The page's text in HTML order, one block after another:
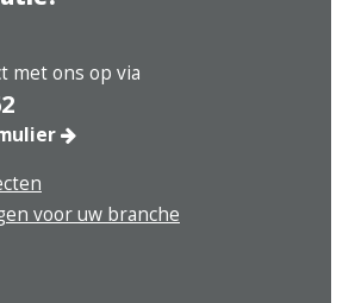
met ons op via
voor uw branche